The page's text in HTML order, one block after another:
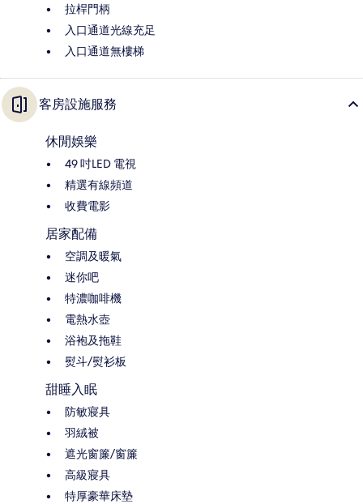
拉桿門柄
入口通道光線充足
入口通道無樓梯
客房設施服務
休閒娛樂
49 吋LED 電視
精選有線頻道
收費電影
居家配備
空調及暖氣
迷你吧
特濃咖啡機
電熱水壺
浴袍及拖鞋
熨斗/熨衫板
甜睡入眠
防敏寢具
羽絨被
遮光窗簾/窗簾
高級寢具
特厚豪華床墊